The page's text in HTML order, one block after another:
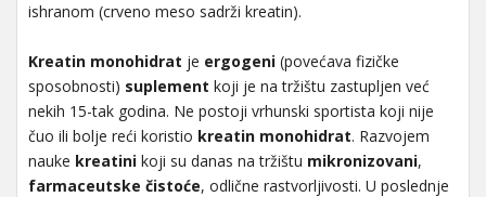
ishranom (crveno meso sadrži kreatin).
Kreatin monohidrat je ergogeni (povećava fizičke
sposobnosti) suplement koji je na tržištu zastupljen već
nekih 15-tak godina. Ne postoji vrhunski sportista koji nije
čuo ili bolje reći koristio kreatin monohidrat. Razvojem
nauke kreatini koji su danas na tržištu mikronizovani,
farmaceutske čistoće, odlične rastvorljivosti. U poslednje